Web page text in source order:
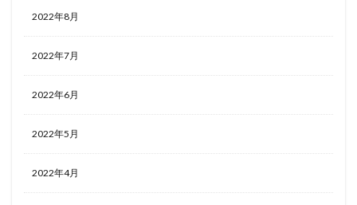
2022年8月
2022年7月
2022年6月
2022年5月
2022年4月